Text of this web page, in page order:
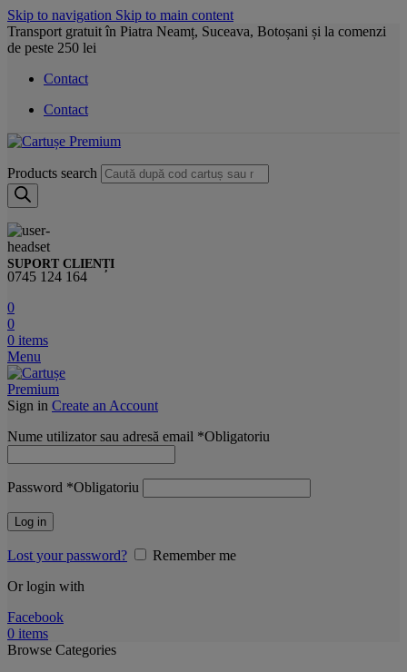
Skip to navigation Skip to main content
Transport gratuit în Piatra Neamț, Suceava, Botoșani și la comenzi
de peste 250 lei
Contact
Contact
Products search
SUPORT CLIENȚI
0745 124 164
0
0
0 items
Menu
Sign in Create an Account
Nume utilizator sau adresă email *Obligatoriu
Password *Obligatoriu
Log in
Lost your password?
Remember me
Or login with
Facebook
0 items
Browse Categories